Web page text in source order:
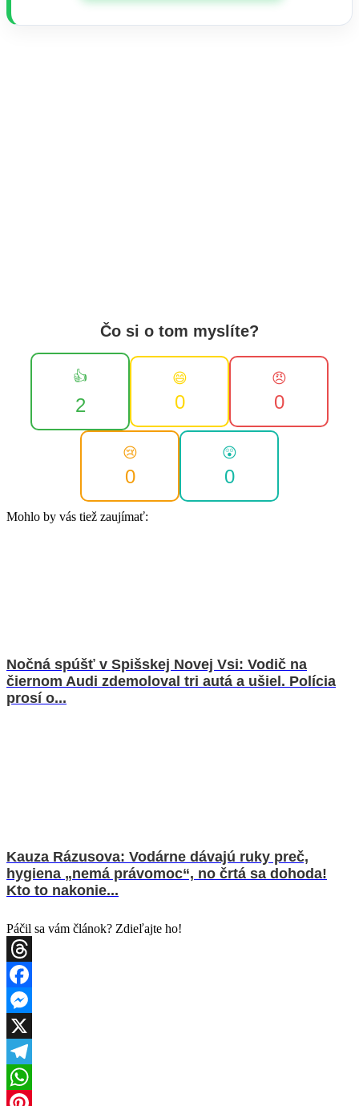
Čo si o tom myslíte?
👍
2
😄
0
😠
0
😢
0
😲
0
Mohlo by vás tiež zaujímať:
Nočná spúšť v Spišskej Novej Vsi: Vodič na
čiernom Audi zdemoloval tri autá a ušiel. Polícia
prosí o...
Kauza Rázusova: Vodárne dávajú ruky preč,
hygiena „nemá právomoc“, no črtá sa dohoda!
Kto to nakonie...
Páčil sa vám článok? Zdieľajte ho!
Threads
Facebook
Messenger
X
Telegram
WhatsApp